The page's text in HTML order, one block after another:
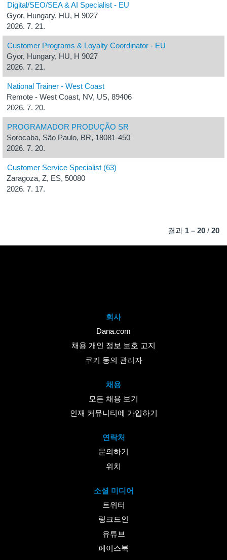
Digital/SEO/SEA & AI Specialist - EU
Gyor, Hungary, HU, H 9027
2026. 7. 21.
Customer Programs & Loyalty Coordinator - EU
Gyor, Hungary, HU, H 9027
2026. 7. 21.
National Trainer - West Coast
Remote - West Coast, NV, US, 89406
2026. 7. 20.
PROGRAMADOR PRODUÇÃO SR
Sorocaba, São Paulo, BR, 18081-450
2026. 7. 20.
Customer Service Specialist (63)
Zaragoza, Z, ES, 50080
2026. 7. 17.
결과 1 – 20 / 20
회사
Dana.com
채용 개인 정보 보호 고지
쿠키 동의 관리자
채용
모든 채용 보기
인재 커뮤니티에 가입하기
연락처
문의하기
위치
소셜 미디어
트위터
링크드인
유튜브
페이스북